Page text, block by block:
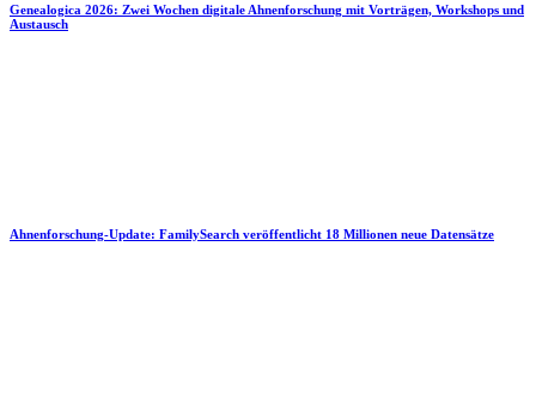
Genealogica 2026: Zwei Wochen digitale Ahnenforschung mit Vorträgen, Workshops und
Austausch
Ahnenforschung-Update: FamilySearch veröffentlicht 18 Millionen neue Datensätze